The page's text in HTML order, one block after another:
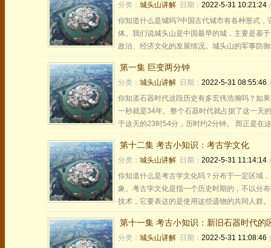
分类： 城头山讲解 日期： 2022-5-31 10:21:24
你知道什么是城吗?中国古代城市有各种形式
体。我们说城头山是中国最早的城，主要是基
政治、经济文化的发展情况。城头山的军事防
第一集 巨变两分钟
分类： 城头山讲解 日期： 2022-5-31 08:55:46
你知道石器时代这段历史有多宏伟浩瀚吗？如
一秒就是34年。整个石器时代就占据了这一天
于这天的23时54分，历时约2分钟。 而正是在
第十二集 考古小知识：考古学文化
分类： 城头山讲解 日期： 2022-5-31 11:14:14
你知道什么是考古学文化吗？分布于一定区域
象。考古学文化是指一个历史时期的，不以分
技术，它要表达的是使用这些遗物的共同人群
第十一集 考古小知识：新旧石器时代的
分类： 城头山讲解 日期： 2022-5-31 11:08:46